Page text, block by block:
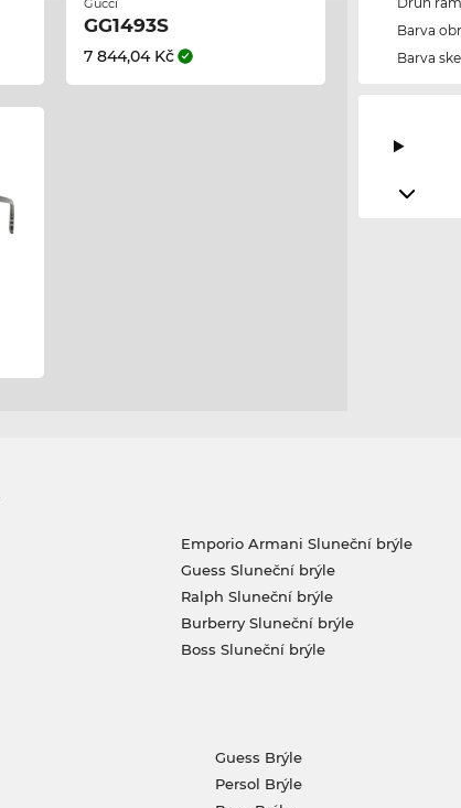
Gucci
GG1493S
7 844,04 Kč
Barva
Barva skel
Emporio Armani Sluneční brýle
Guess Sluneční brýle
Ralph Sluneční brýle
Burberry Sluneční brýle
Boss Sluneční brýle
Guess Brýle
Persol Brýle